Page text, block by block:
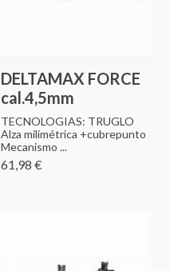
DELTAMAX FORCE
cal.4,5mm
TECNOLOGIAS: TRUGLO
Alza milimétrica +cubrepunto
Mecanismo ...
61,98 €